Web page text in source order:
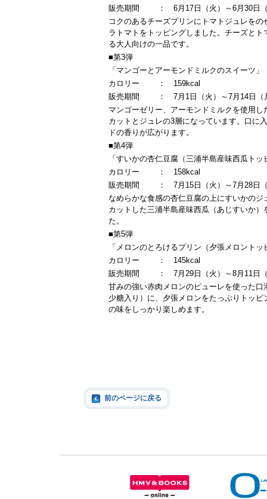
販売期間
：
6月17日（火）～6月30日
コクのあるチーズプリンにトマトジュレをの
ラトマトをトッピングしました。チーズとト
る大人向けの一品です。
■第3弾
「マンゴーとアーモンドミルクのスイーツ」
カロリー
：
159kcal
販売期間
：
7月1日（火）～7月14日（
マンゴーゼリー、アーモンドミルクを使用し
カットとジュレの3層になっています。口に
ドの香りが広がります。
■第4弾
「すいかの杏仁豆腐（三浦半島産味西瓜トッ
カロリー
：
158kcal
販売期間
：
7月15日（火）～7月28日
なめらかな食感の杏仁豆腐の上にすいかのジ
カットした三浦半島産味西瓜（あじすいか）
た。
■第5弾
「メロンのとろけるプリン（夕張メロントッ
カロリー
：
145kcal
販売期間
：
7月29日（火）～8月11日
甘みの強い赤肉メロンのピューレを使った口
少糖入り）に、夕張メロンをたっぷりトッピ
の味をしっかり楽しめます。
前のページに戻る